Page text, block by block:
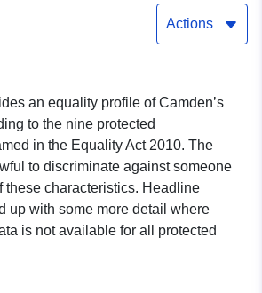
Actions
an equality profile of Camden’s
to the nine protected
in the Equality Act 2010. The
to discriminate against someone
these characteristics. Headline
up with some more detail where
is not available for all protected